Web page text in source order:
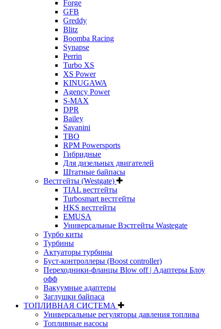
Forge
GFB
Greddy
Blitz
Boomba Racing
Synapse
Perrin
Turbo XS
XS Power
KINUGAWA
Agency Power
S-MAX
DPR
Bailey
Savanini
TBO
RPM Powersports
Гибридные
Для дизельных двигателей
Штатные байпасы
Вестгейты (Westgate)
TIAL вестгейты
Turbosmart вестгейты
HKS вестгейты
EMUSA
Универсальные Вэстгейты Wastegate
Турбо киты
Турбины
Актуаторы турбины
Буст-контроллеры (Boost controller)
Переходники-фланцы Blow off | Адаптеры Блоу
офф
Вакуумные адаптеры
Заглушки байпаса
ТОПЛИВНАЯ СИСТЕМА
Универсальные регуляторы давления топлива
Топливные насосы